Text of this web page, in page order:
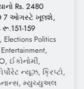
Rs. 2480
7 ઓગસ્ટે ખૂલશે,
159
Elections Politics
ઈકોનોમી,
ન્યૂઝ, ક્રિપ્ટો,
મ્યુચ્યુઅલ